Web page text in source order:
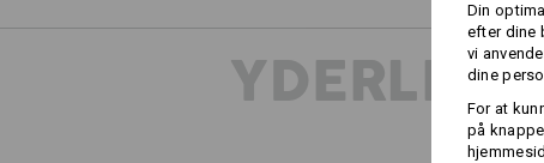
Din
efter dine
vi
dine
For at
på